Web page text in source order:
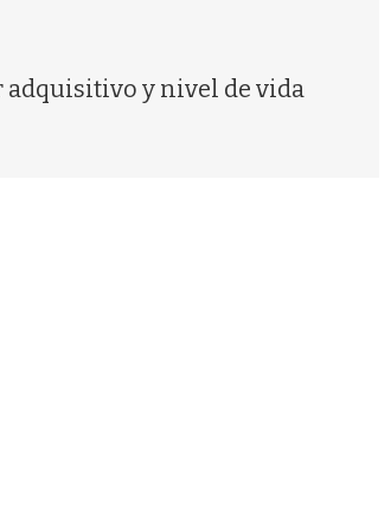
adquisitivo y nivel de vida